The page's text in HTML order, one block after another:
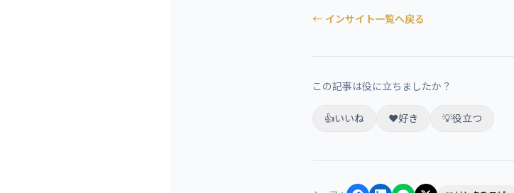
← インサイト一覧へ戻る
この記事は役に立ちましたか？
👍いいね ❤️好き 💡役立つ